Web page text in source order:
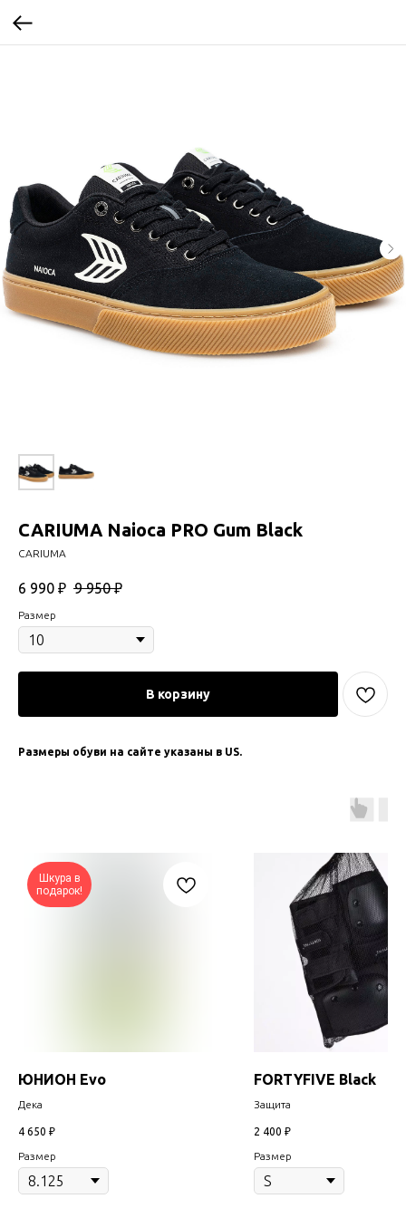
CARIUMA Naioca PRO Gum Black
CARIUMA
6 990 ₽ 9 950 ₽
Размер
В корзину
Размеры обуви на сайте указаны в US.
Шкура в
подарок!
ЮНИОН Evo
Дека
4 650 ₽
Размер
FORTYFIVE Black
Защита
2 400 ₽
Размер